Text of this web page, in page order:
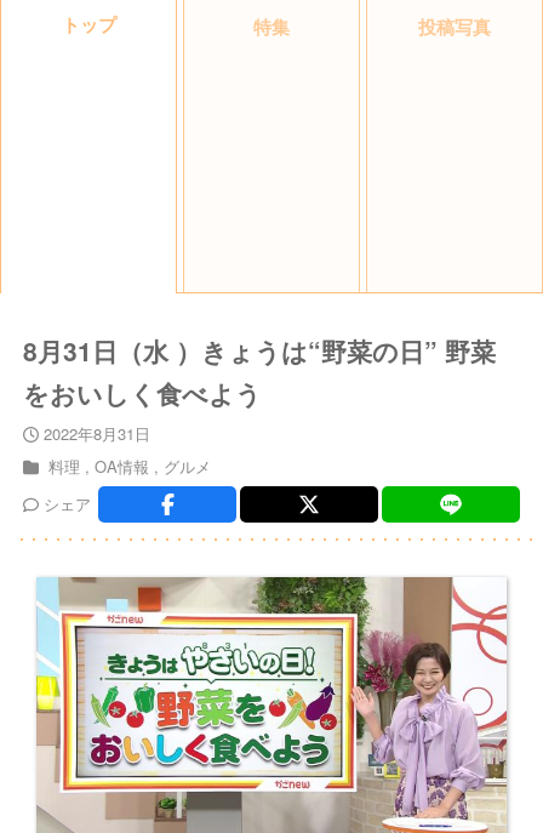
トップ 特集 投稿写真
8月31日（水 ）きょうは“野菜の日” 野菜
をおいしく食べよう
2022年8月31日
料理
OA情報
グルメ
シェア